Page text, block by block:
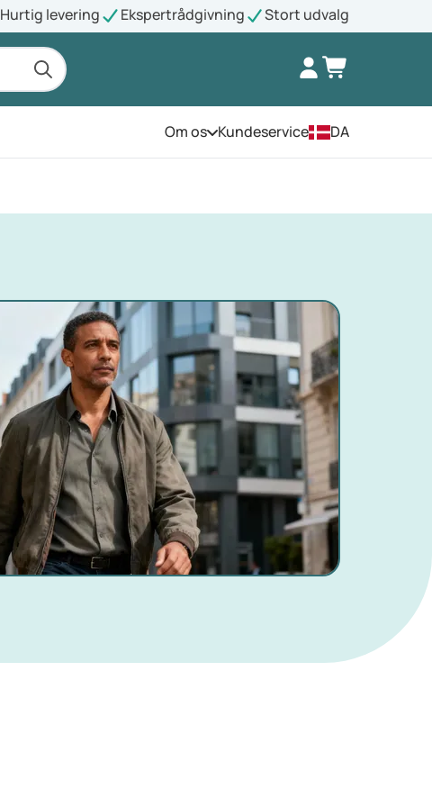
Hurtig levering Ekspertrådgivning Stort udvalg
Om osÅbn menuen
Kundeservice DA